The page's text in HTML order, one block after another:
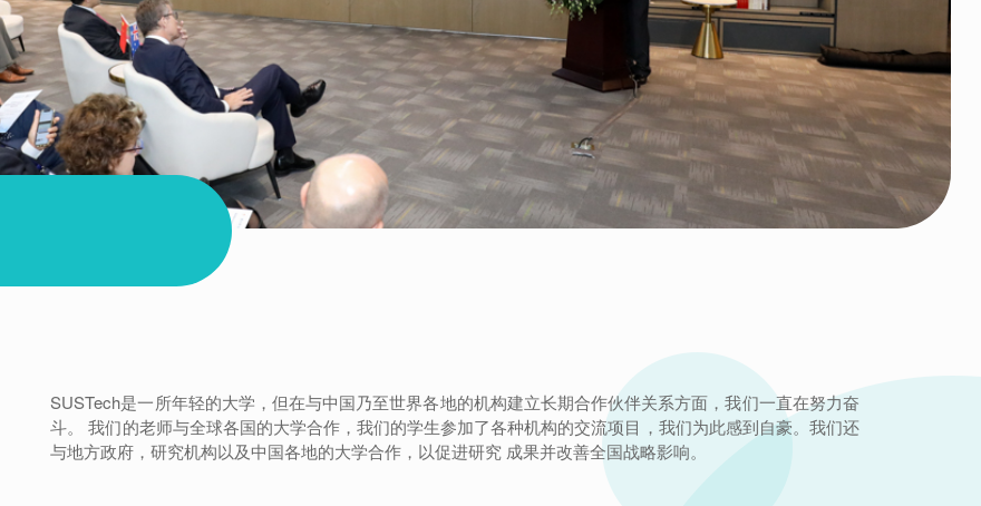
SUSTech是一所年轻的大学，但在与中国乃至世界各地的机构建立长期合作伙伴关系方面，我们一直在努力奋
斗。 我们的老师与全球各国的大学合作，我们的学生参加了各种机构的交流项目，我们为此感到自豪。我们还
与地方政府，研究机构以及中国各地的大学合作，以促进研究 成果并改善全国战略影响。